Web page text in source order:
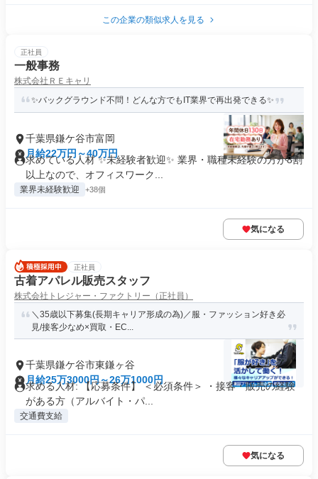
この企業の類似求人を見る
正社員
一般事務
株式会社ＲＥキャリ
✨バックグラウンド不問！どんな方でもIT業界で再出発できる✨
千葉県鎌ケ谷市富岡
月給22万円～40万円
求めている人材 ✨未経験者歓迎✨ 業界・職種未経験の方が8割
以上なので、オフィスワーク...
業界未経験歓迎 +38個
気になる
正社員
古着アパレル販売スタッフ
株式会社トレジャー・ファクトリー（正社員）
＼35歳以下募集(長期キャリア形成の為)／服・ファッション好き必
見/接客少なめ×買取・EC...
千葉県鎌ケ谷市東鎌ヶ谷
月給25万3000円～26万1000円
求める人材: 【応募条件】 ＜必須条件＞ ・接客・販売の経験
がある方（アルバイト・パ...
交通費支給
気になる